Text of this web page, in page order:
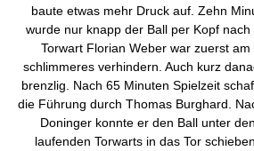
baute etwas mehr Druck auf. Zehn
wurde nur knapp der Ball per Kopf nach
Torwart Florian Weber war zuerst
schlimmeres verhindern. Auch kurz
brenzlig. Nach 65 Minuten Spielzeit
die Führung durch Thomas Burghard.
Doninger konnte er den Ball unter
laufenden Torwarts in das Tor